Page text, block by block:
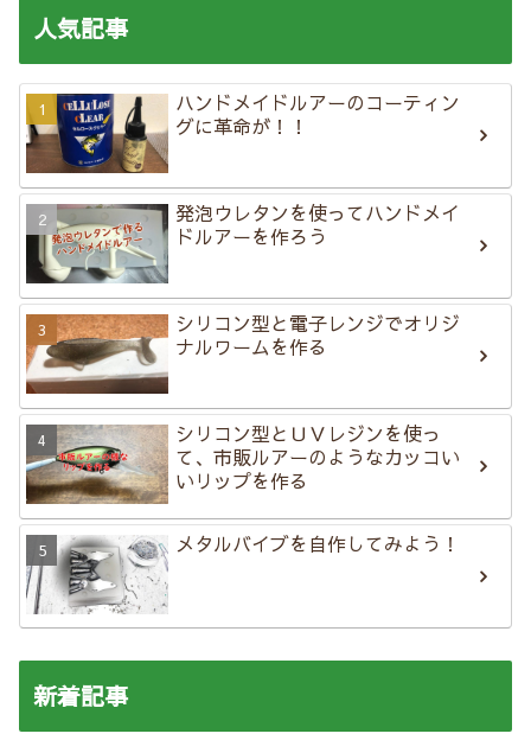
人気記事
ハンドメイドルアーのコーティン
グに革命が！！
発泡ウレタンを使ってハンドメイ
ドルアーを作ろう
シリコン型と電子レンジでオリジ
ナルワームを作る
シリコン型とＵＶレジンを使っ
て、市販ルアーのようなカッコい
いリップを作る
メタルバイブを自作してみよう！
新着記事